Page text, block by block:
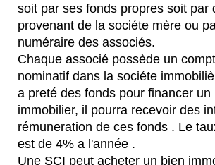
soit par ses fonds propres soit par
provenant de la sociéte mère ou
numéraire des associés.
Chaque associé possède un
nominatif dans la sociéte
a preté des fonds pour financer un
immobilier, il pourra recevoir des
rémuneration de ces fonds . Le
est de 4% a l'année .
Une SCI peut acheter un bien